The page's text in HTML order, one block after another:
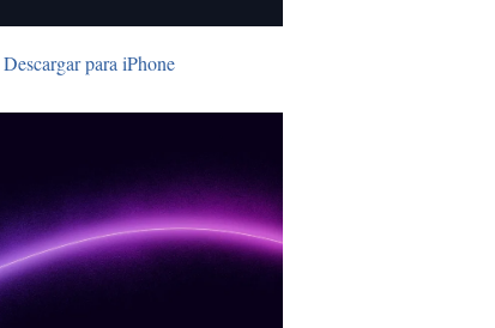
Descargar para iPhone